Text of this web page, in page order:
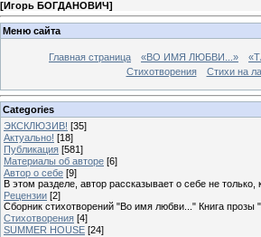
[Игорь БОГДАНОВИЧ]
Меню сайта
Главная страница «ВО ИМЯ ЛЮБВИ...»
Стихотворения
Стихи на
Categories
ЭКСКЛЮЗИВ! [35]
Актуально! [18]
Публикация [581]
Материалы об авторе [6]
Автор о себе [9]
В этом разделе, автор рассказывает о себе не
Рецензии [2]
Сборник стихотворений "Во имя любви..." Книга прозы
Стихотворения [4]
SUMMER HOUSE [24]